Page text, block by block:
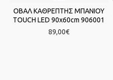
ΟΒΑΛ ΚΑΘΡΕΠΤΗΣ ΜΠΑΝΙΟΥ
TOUCH LED 90x60cm 906001
89,00€